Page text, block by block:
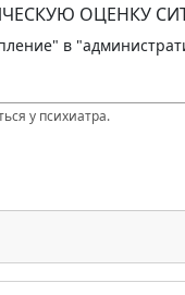
ОЦЕНКУ
в
у психиатра.